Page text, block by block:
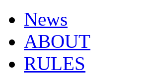
News
ABOUT
RULES